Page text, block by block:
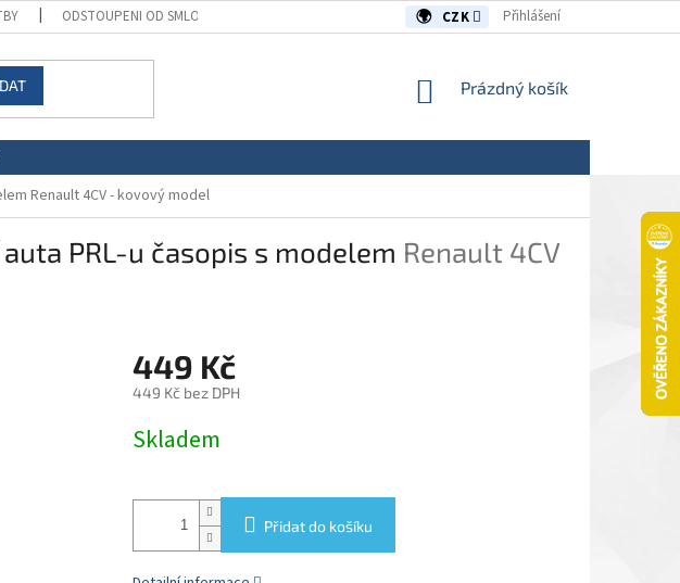
ODSTOUPENI OD SMLOUVY/REKLAMACE CZK Přihlášení
NÁKUPNÍ
Prázdný košík
Renault 4CV - kovový model
PRL-u časopis s modelem Renault 4CV
449 Kč
449 Kč bez DPH
cena:
Skladem
Přidat do košíku